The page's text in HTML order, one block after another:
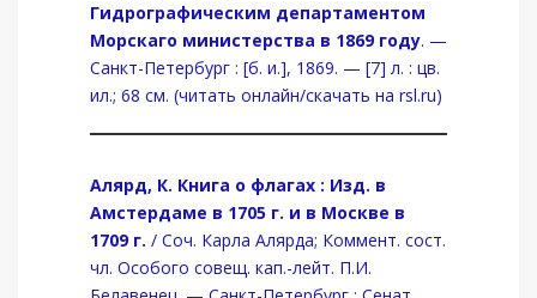
Гидрографическим департаментом
Морскаго министерства в 1869 году. —
Санкт-Петербург : [б. и.], 1869. — [7] л. : цв.
ил.; 68 см. (читать онлайн/скачать на rsl.ru)
Алярд, К. Книга о флагах : Изд. в
Амстердаме в 1705 г. и в Москве в
1709 г. / Соч. Карла Алярда; Коммент. сост.
чл. Особого совещ. кап.-лейт. П.И.